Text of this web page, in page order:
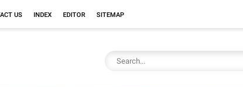
US INDEX EDITOR SITEMAP